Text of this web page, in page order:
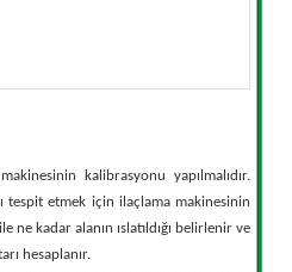
kalibrasyonu yapılmalıdır.
tespit etmek için ilaçlama makinesinin
kadar alanın ıslatıldığı belirlenir ve
hesaplanır.